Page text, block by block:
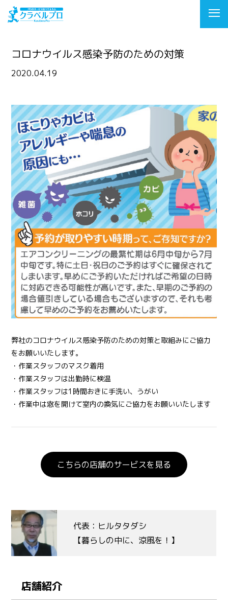
コロナウイルス感染予防のための対策
2020.04.19
弊社のコロナウイルス感染予防のための対策と取組みにご協力
をお願いいたします。
・作業スタッフのマスク着用
・作業スタッフは出勤時に検温
・作業スタッフは1時間おきに手洗い、うがい
・作業中は窓を開けて室内の換気にご協力をお願いいたします
こちらの店舗のサービスを見る
代表：ヒルタタダシ
【暮らしの中に、涼風を！】
店舗紹介